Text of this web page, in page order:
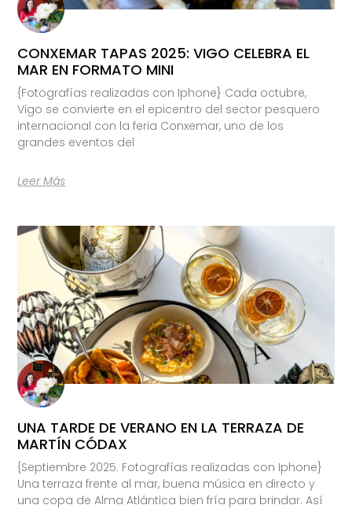
CONXEMAR TAPAS 2025: VIGO CELEBRA EL
MAR EN FORMATO MINI
{Fotografías realizadas con Iphone} Cada octubre,
Vigo se convierte en el epicentro del sector pesquero
internacional con la feria Conxemar, uno de los
grandes eventos del
Leer Más
UNA TARDE DE VERANO EN LA TERRAZA DE
MARTÍN CÓDAX
{Septiembre 2025. Fotografías realizadas con Iphone}
Una terraza frente al mar, buena música en directo y
una copa de Alma Atlántica bien fría para brindar. Así